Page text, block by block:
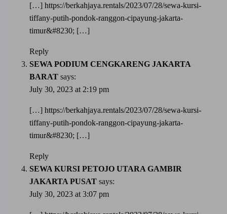
[…] https://berkahjaya.rentals/2023/07/28/sewa-kursi-
tiffany-putih-pondok-ranggon-cipayung-jakarta-
timur&#8230; […]
Reply
SEWA PODIUM CENGKARENG JAKARTA
BARAT says:
July 30, 2023 at 2:19 pm
[…] https://berkahjaya.rentals/2023/07/28/sewa-kursi-
tiffany-putih-pondok-ranggon-cipayung-jakarta-
timur&#8230; […]
Reply
SEWA KURSI PETOJO UTARA GAMBIR
JAKARTA PUSAT says:
July 30, 2023 at 3:07 pm